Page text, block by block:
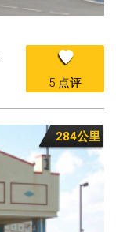
5 点评
284公里